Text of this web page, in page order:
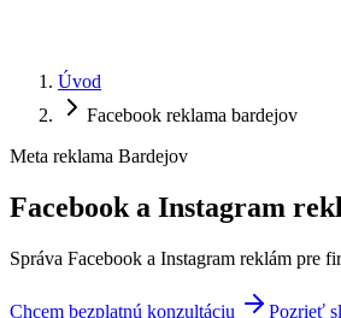
Úvod
Facebook reklama bardejov
Meta reklama Bardejov
Facebook a Instagram
Správa Facebook a Instagram reklám pre
Chcem bezplatnú konzultáciu Pozrieť